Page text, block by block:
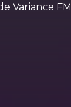
Variance FM